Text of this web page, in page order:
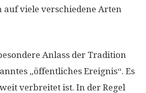
auf viele verschiedene Arten
Anlass der Tradition
„öffentliches Ereignis“. Es
verbreitet ist. In der Regel